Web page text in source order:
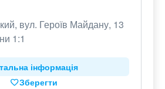
вул. Героїв Майдану, 13
1:1
інформація
Зберегти